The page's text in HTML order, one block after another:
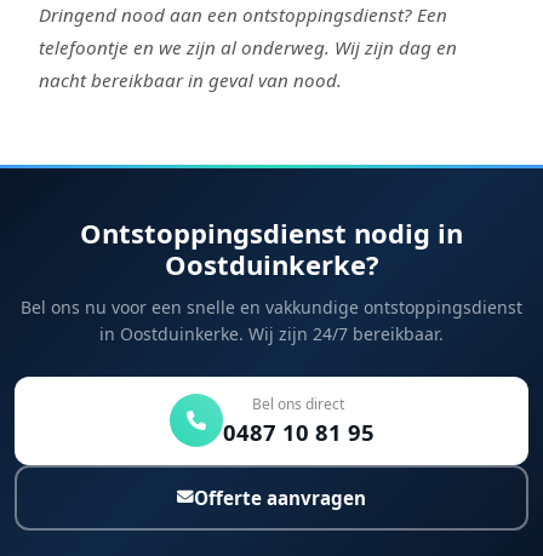
Dringend nood aan een ontstoppingsdienst? Een
telefoontje en we zijn al onderweg. Wij zijn dag en
nacht bereikbaar in geval van nood.
Ontstoppingsdienst nodig in
Oostduinkerke?
Bel ons nu voor een snelle en vakkundige ontstoppingsdienst
in Oostduinkerke. Wij zijn 24/7 bereikbaar.
Bel ons direct
0487 10 81 95
Offerte aanvragen